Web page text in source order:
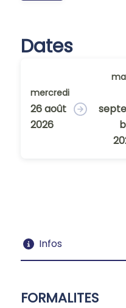
Dates
mercredi
26 août
2026
Infos
FORMALITES